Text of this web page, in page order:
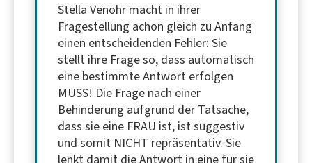
Stella Venohr macht in ihrer
Fragestellung achon gleich zu Anfang
einen entscheidenden Fehler: Sie
stellt ihre Frage so, dass automatisch
eine bestimmte Antwort erfolgen
MUSS! Die Frage nach einer
Behinderung aufgrund der Tatsache,
dass sie eine FRAU ist, ist suggestiv
und somit NICHT repräsentativ. Sie
lenkt damit die Antwort in eine für sie